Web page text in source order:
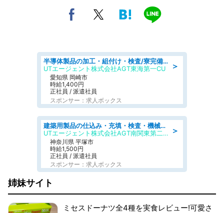
＞
半導体製品の加工・組付け・検査/寮完備/日勤/日払い/工場・製造
UTエージェント株式会社AGT東海第一CU
愛知県 岡崎市
時給1,400円
正社員 / 派遣社員
スポンサー：求人ボックス
＞
建築用製品の仕込み・充填・検査・機械操作/寮完備/日払い/工場・製造
UTエージェント株式会社AGT南関東第二CU
神奈川県 平塚市
時給1,500円
正社員 / 派遣社員
スポンサー：求人ボックス
姉妹サイト
ミセスドーナツ全4種を実食レビュー!可愛さ